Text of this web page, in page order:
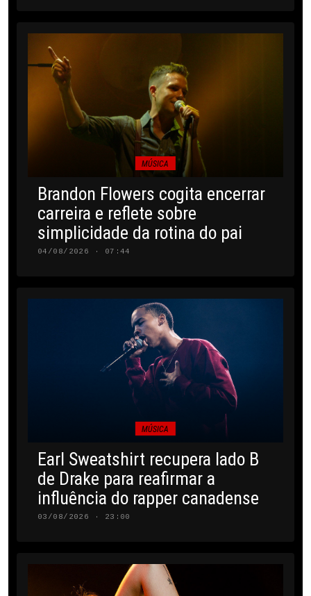
MÚSICA
Brandon Flowers cogita encerrar
carreira e reflete sobre
simplicidade da rotina do pai
04/08/2026 · 07:44
MÚSICA
Earl Sweatshirt recupera lado B
de Drake para reafirmar a
influência do rapper canadense
03/08/2026 · 23:00